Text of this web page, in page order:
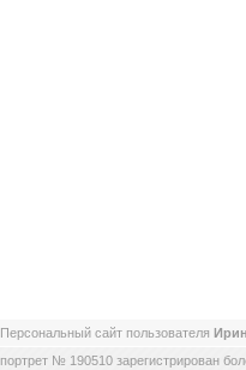
Персональный сайт пользователя
портрет № 190510 зарегистрирован